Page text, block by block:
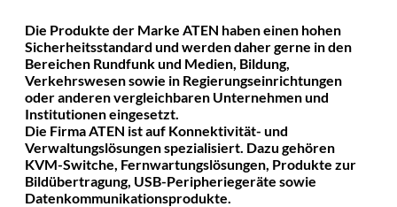
Die Produkte der Marke ATEN haben einen hohen
Sicherheitsstandard und werden daher gerne in den
Bereichen Rundfunk und Medien, Bildung,
Verkehrswesen sowie in Regierungseinrichtungen
oder anderen vergleichbaren Unternehmen und
Institutionen eingesetzt.
Die Firma ATEN ist auf Konnektivität- und
Verwaltungslösungen spezialisiert. Dazu gehören
KVM-Switche, Fernwartungslösungen, Produkte zur
Bildübertragung, USB-Peripheriegeräte sowie
Datenkommunikationsprodukte.